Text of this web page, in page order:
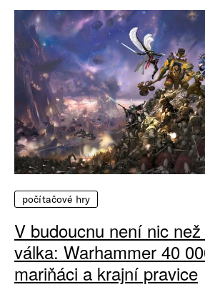
počítačové hry
V budoucnu není nic
válka: Warhammer 40
mariňáci a krajní pravice